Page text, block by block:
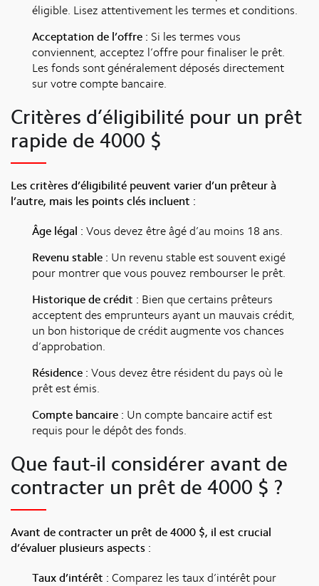
éligible. Lisez attentivement les termes et conditions.
Acceptation de l’offre : Si les termes vous
conviennent, acceptez l’offre pour finaliser le prêt.
Les fonds sont généralement déposés directement
sur votre compte bancaire.
Critères d’éligibilité pour un prêt
rapide de 4000 $
Les critères d’éligibilité peuvent varier d’un prêteur à
l’autre, mais les points clés incluent :
Âge légal : Vous devez être âgé d’au moins 18 ans.
Revenu stable : Un revenu stable est souvent exigé
pour montrer que vous pouvez rembourser le prêt.
Historique de crédit : Bien que certains prêteurs
acceptent des emprunteurs ayant un mauvais crédit,
un bon historique de crédit augmente vos chances
d’approbation.
Résidence : Vous devez être résident du pays où le
prêt est émis.
Compte bancaire : Un compte bancaire actif est
requis pour le dépôt des fonds.
Que faut-il considérer avant de
contracter un prêt de 4000 $ ?
Avant de contracter un prêt de 4000 $, il est crucial
d’évaluer plusieurs aspects :
Taux d’intérêt : Comparez les taux d’intérêt pour